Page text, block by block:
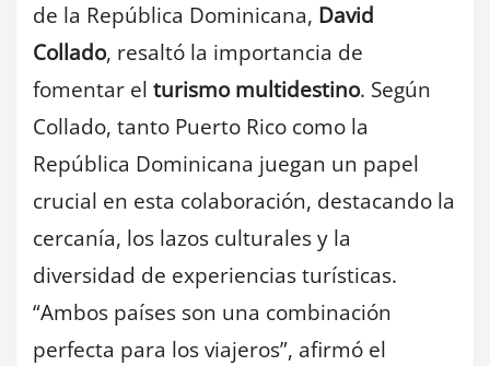
de la República Dominicana, David
Collado, resaltó la importancia de
fomentar el turismo multidestino. Según
Collado, tanto Puerto Rico como la
República Dominicana juegan un papel
crucial en esta colaboración, destacando la
cercanía, los lazos culturales y la
diversidad de experiencias turísticas.
“Ambos países son una combinación
perfecta para los viajeros”, afirmó el